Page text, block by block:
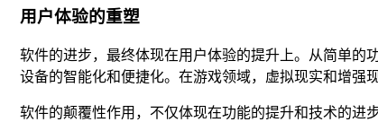
用户体验的重塑
软件的进步，最终体现在用户体验的提升上。从简单的
设备的智能化和便捷化。在游戏领域，虚拟现实和增强
软件的颠覆性作用，不仅体现在功能的提升和技术的进